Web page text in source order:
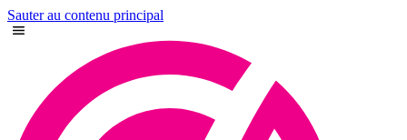
Sauter au contenu principal